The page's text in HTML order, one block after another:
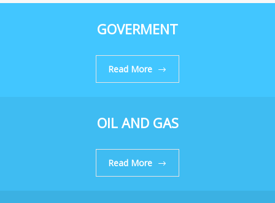
GOVERMENT
Read More
OIL AND GAS
Read More